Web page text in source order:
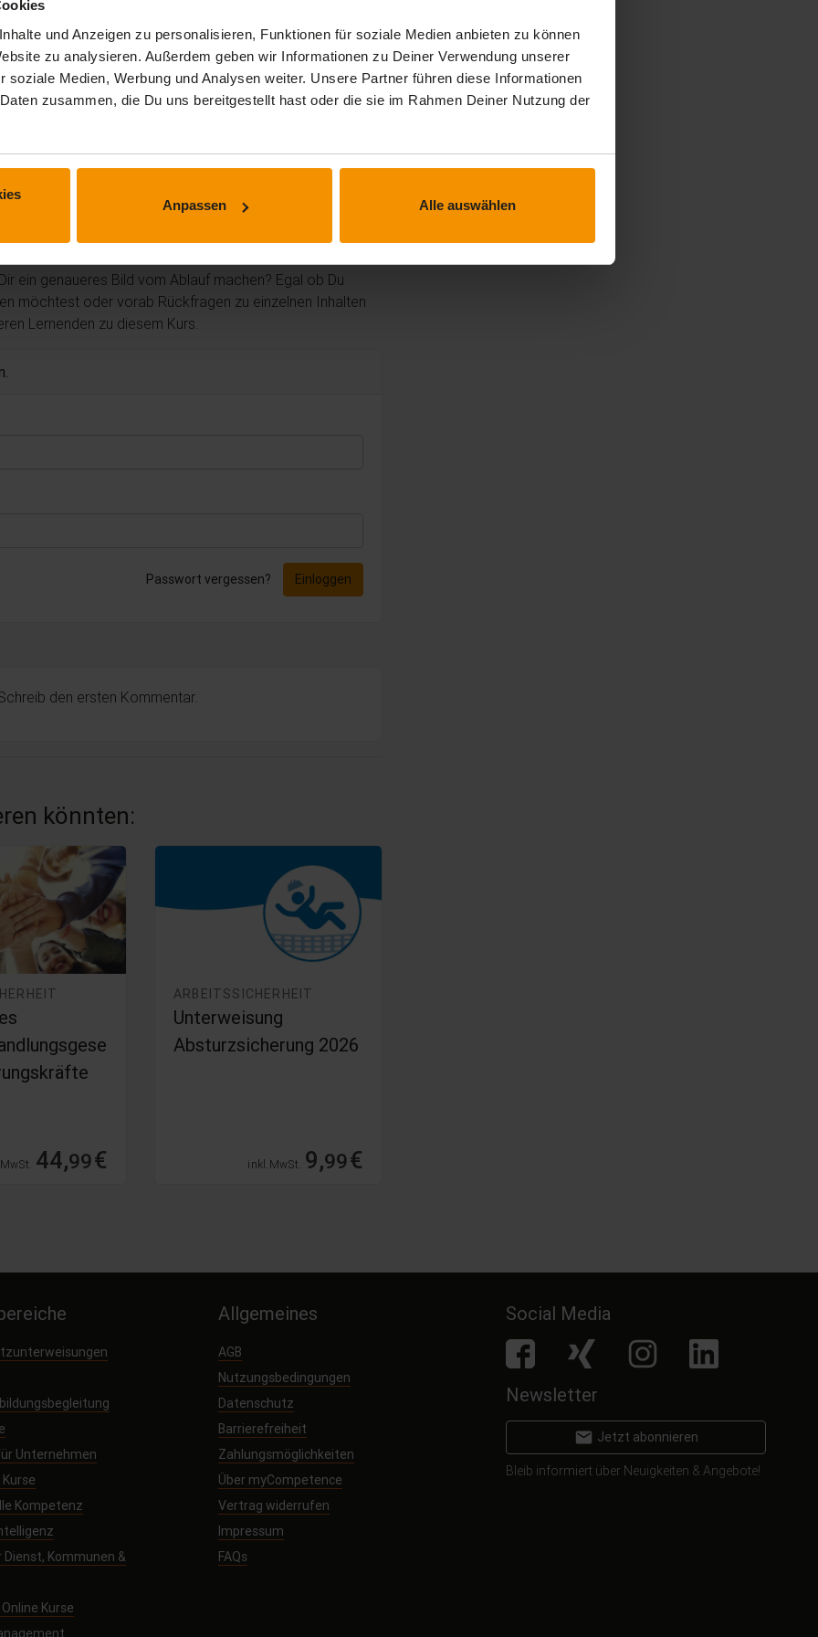
und Anzeigen zu personalisieren, Funktionen für soziale Medien anbieten zu können
zu analysieren. Außerdem geben wir Informationen zu Deiner Verwendung unserer
soziale Medien, Werbung und Analysen weiter. Unsere Partner führen diese Informationen
zusammen, die Du uns bereitgestellt hast oder die sie im Rahmen Deiner Nutzung der
Anpassen Alle auswählen
Kurs
ein genaueres Bild vom Ablauf machen? Egal ob Du
möchtest oder vorab Rückfragen zu einzelnen Inhalten
Lernenden zu diesem Kurs.
Passwort vergessen? Einloggen
den ersten Kommentar.
könnten:
44,99€
ARBEITSSICHERHEIT
Unterweisung
Absturzsicherung 2026
inkl. MwSt. 9,99€
Unternehmen
Kompetenz
Kommunen &
Kurse
Allgemeines
AGB
Nutzungsbedingungen
Datenschutz
Barrierefreiheit
Zahlungsmöglichkeiten
Über myCompetence
Vertrag widerrufen
Impressum
FAQs
Social Media
facebook Xing Instagram LinkedIn
Newsletter
email Jetzt abonnieren
Bleib informiert über Neuigkeiten & Angebote!